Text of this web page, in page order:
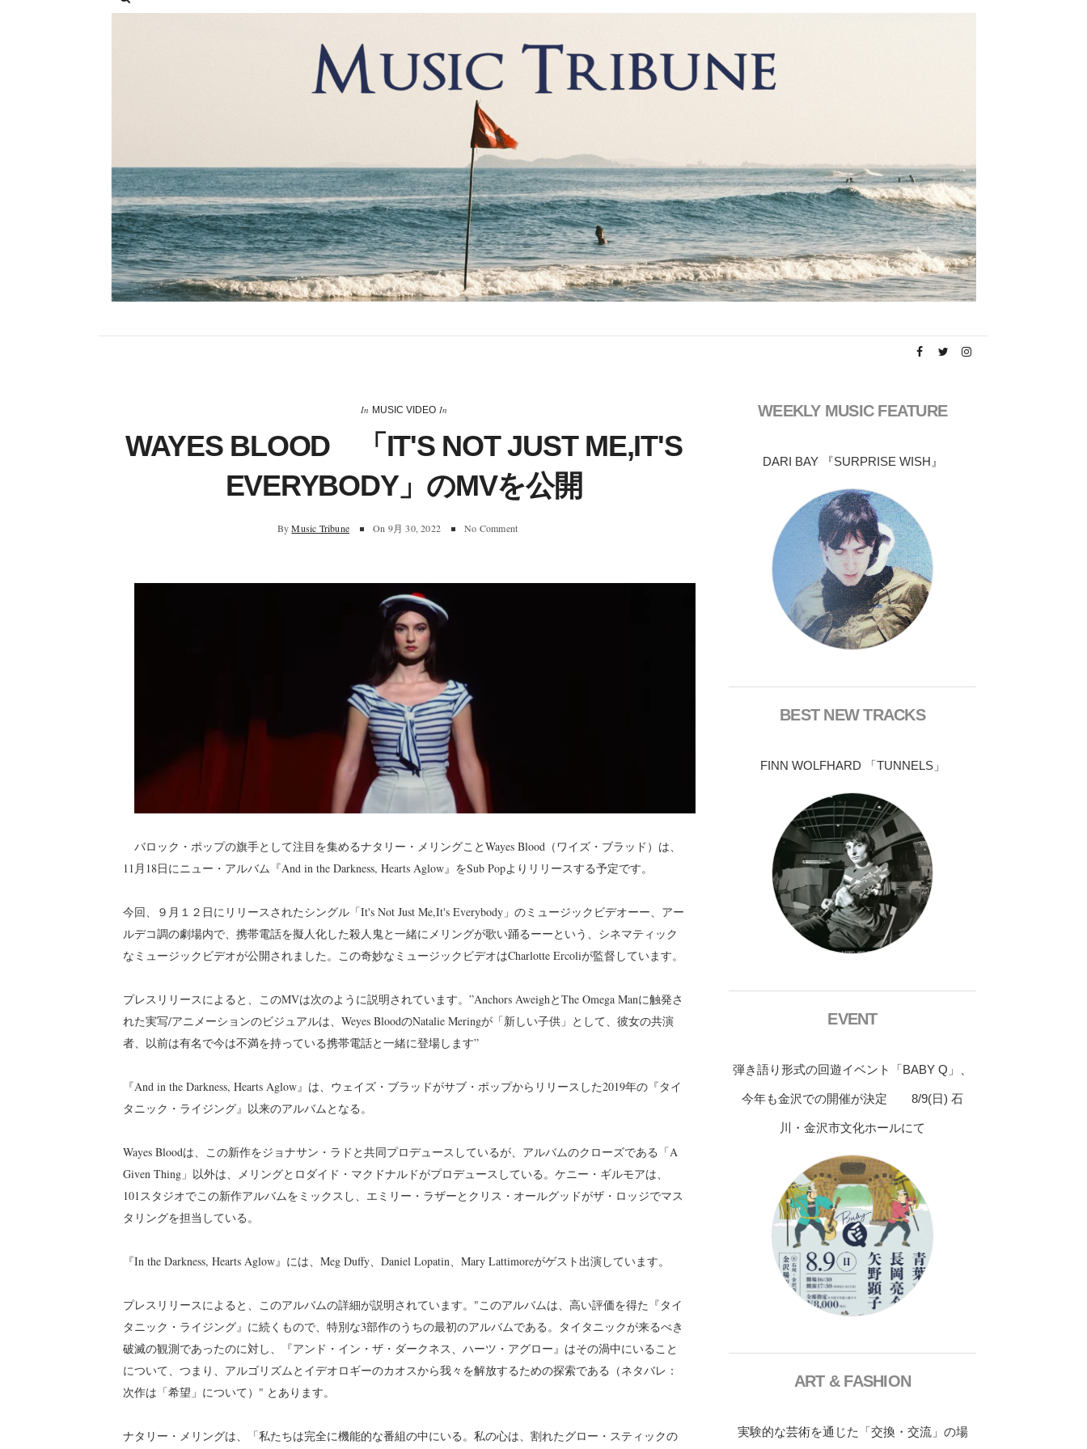
In MUSIC VIDEO In
WAYES BLOOD 「IT'S NOT JUST ME,IT'S
EVERYBODY」のMVを公開
By Music Tribune On 9月 30, 2022 No Comment
バロック・ポップの旗手として注目を集めるナタリー・メリングことWayes Blood（ワイズ・ブラッド）は、
11月18日にニュー・アルバム『And in the Darkness, Hearts Aglow』をSub Popよりリリースする予定です。
今回、９月１２日にリリースされたシングル「It's Not Just Me,It's Everybody」のミュージックビデオーー、アー
ルデコ調の劇場内で、携帯電話を擬人化した殺人鬼と一緒にメリングが歌い踊るーーという、シネマティック
なミュージックビデオが公開されました。この奇妙なミュージックビデオはCharlotte Ercoliが監督しています。
プレスリリースによると、このMVは次のように説明されています。”Anchors AweighとThe Omega Manに触発さ
れた実写/アニメーションのビジュアルは、Weyes BloodのNatalie Meringが「新しい子供」として、彼女の共演
者、以前は有名で今は不満を持っている携帯電話と一緒に登場します”
『And in the Darkness, Hearts Aglow』は、ウェイズ・ブラッドがサブ・ポップからリリースした2019年の『タイ
タニック・ライジング』以来のアルバムとなる。
Wayes Bloodは、この新作をジョナサン・ラドと共同プロデュースしているが、アルバムのクローズである「A
Given Thing」以外は、メリングとロダイド・マクドナルドがプロデュースしている。ケニー・ギルモアは、
101スタジオでこの新作アルバムをミックスし、エミリー・ラザーとクリス・オールグッドがザ・ロッジでマス
タリングを担当している。
『In the Darkness, Hearts Aglow』には、Meg Duffy、Daniel Lopatin、Mary Lattimoreがゲスト出演しています。
プレスリリースによると、このアルバムの詳細が説明されています。"このアルバムは、高い評価を得た『タイ
タニック・ライジング』に続くもので、特別な3部作のうちの最初のアルバムである。タイタニックが来るべき
破滅の観測であったのに対し、『アンド・イン・ザ・ダークネス、ハーツ・アグロー』はその渦中にいること
について、つまり、アルゴリズムとイデオロギーのカオスから我々を解放するための探索である（ネタバレ：
次作は「希望」について）" とあります。
ナタリー・メリングは、「私たちは完全に機能的な番組の中にいる。私の心は、割れたグロー・スティックの
WEEKLY MUSIC FEATURE
DARI BAY 『SURPRISE WISH』
BEST NEW TRACKS
FINN WOLFHARD 「TUNNELS」
EVENT
弾き語り形式の回遊イベント「BABY Q」、
今年も金沢での開催が決定 8/9(日) 石
川・金沢市文化ホールにて
ART & FASHION
実験的な芸術を通じた「交換・交流」の場